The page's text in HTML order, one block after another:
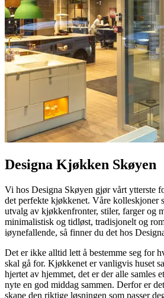
Designa Kjøkken Skøyen
Vi hos Designa Skøyen gjør vårt ytterste
det perfekte kjøkkenet. Våre kolleskjoner
utvalg av kjøkkenfronter, stiler, farger og
minimalistisk og tidløst, tradisjonelt og
iøynefallende, så finner du det hos
Det er ikke alltid lett å bestemme seg for
skal gå for. Kjøkkenet er vanligvis huset
hjertet av hjemmet, det er der alle samles
nyte en god middag sammen. Derfor er
skape den riktige løsningen som passer